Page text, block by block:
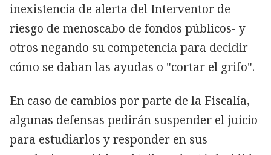
inexistencia de alerta del Interventor de
riesgo de menoscabo de fondos públicos- y
otros negando su competencia para decidir
cómo se daban las ayudas o "cortar el grifo".
En caso de cambios por parte de la Fiscalía,
algunas defensas pedirán suspender el juicio
para estudiarlos y responder en sus